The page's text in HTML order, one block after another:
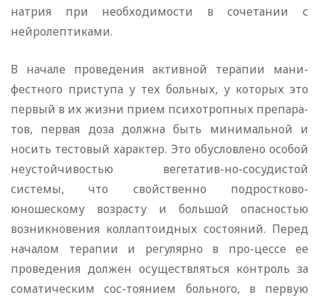
натрия при необходимости в сочетании с
нейролептиками.
В начале проведения активной терапии мани-
фестного приступа у тех больных, у которых это
первый в их жизни прием психотропных препара-
тов, первая доза должна быть минимальной и
носить тестовый характер. Это обусловлено особой
неустойчивостью вегетатив-но-сосудистой
системы, что свойственно подростково-
юношескому возрасту и большой опасностью
возникновения коллаптоидных состояний. Перед
началом терапии и регулярно в про-цессе ее
проведения должен осуществляться контроль за
соматическим сос-тоянием больного, в первую